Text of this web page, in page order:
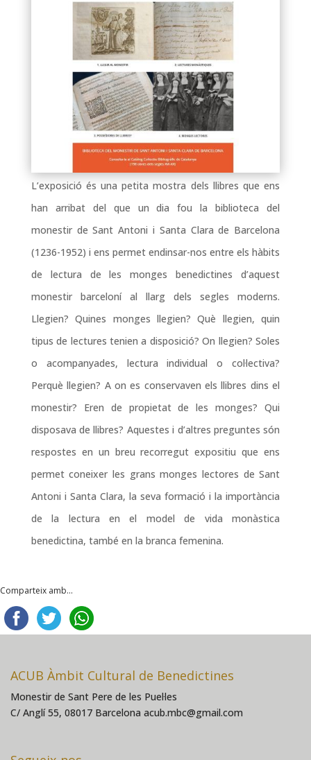
L’exposició és una petita mostra dels llibres que ens
han arribat del que un dia fou la biblioteca del
monestir de Sant Antoni i Santa Clara de Barcelona
(1236-1952) i ens permet endinsar-nos entre els hàbits
de lectura de les monges benedictines d’aquest
monestir barceloní al llarg dels segles moderns.
Llegien? Quines monges llegien? Què llegien, quin
tipus de lectures tenien a disposició? On llegien? Soles
o acompanyades, lectura individual o col·lectiva?
Perquè llegien? A on es conservaven els llibres dins el
monestir? Eren de propietat de les monges? Qui
disposava de llibres? Aquestes i d’altres preguntes són
respostes en un breu recorregut expositiu que ens
permet coneixer les grans monges lectores de Sant
Antoni i Santa Clara, la seva formació i la importància
de la lectura en el model de vida monàstica
benedictina, també en la branca femenina.
Comparteix amb...
ACUB Àmbit Cultural de Benedictines
Monestir de Sant Pere de les Puel·les
C/ Anglí 55, 08017 Barcelona acub.mbc@gmail.com